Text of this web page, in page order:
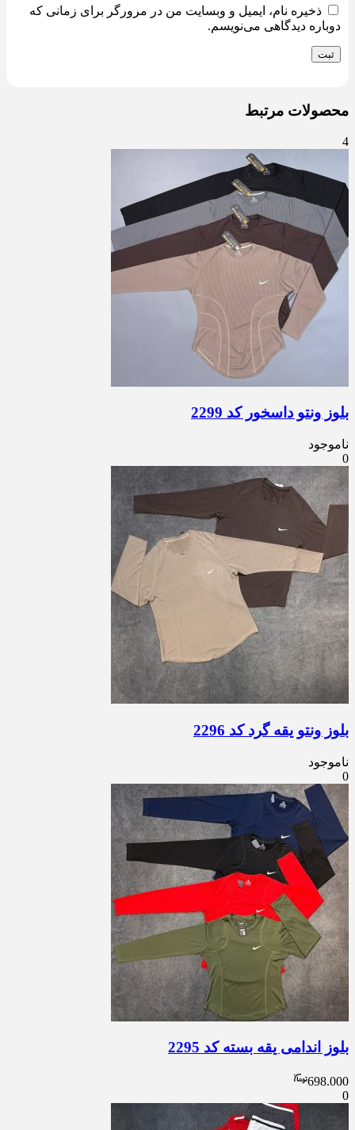
ذخیره نام، ایمیل و وبسایت من در مرورگر برای زمانی که
دوباره دیدگاهی می‌نویسم.
محصولات مرتبط
4
بلوز ونتو داسخور کد 2299
ناموجود
0
بلوز ونتو یقه گرد کد 2296
ناموجود
0
بلوز اندامی یقه بسته کد 2295
698.000
0